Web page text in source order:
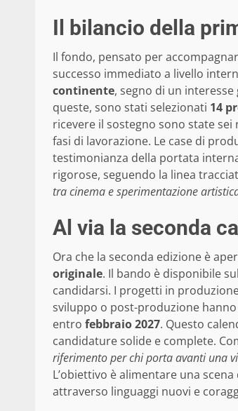
Il bilancio della
Il fondo, pensato per
successo immediato a livello
continente, segno di un
queste, sono stati selezionati 14
ricevere il sostegno sono state
fasi di lavorazione. Le case di
testimonianza della portata
rigorose, seguendo la linea
tra cinema e sperimentazione
Al via la seconda
Ora che la seconda edizione è
originale. Il bando è disponibile
candidarsi. I progetti in
sviluppo o post-produzione
entro febbraio 2027. Questo
candidature solide e complete.
riferimento per chi porta avanti una
L’obiettivo è alimentare una
attraverso linguaggi nuovi e